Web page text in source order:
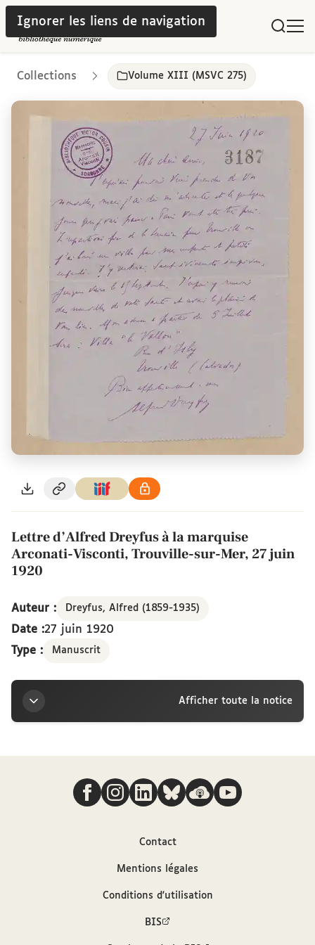
Ignorer les liens de navigation
Collections Volume XIII (MSVC 275)
Lettre d’Alfred Dreyfus à la marquise
Arconati-Visconti, Trouville-sur-Mer, 27 juin
1920
Auteur : Dreyfus, Alfred (1859-1935)
Date :27 juin 1920
Type :
Manuscrit
Afficher toute la notice
Titre
Lettre d’Alfred Dreyfus à la marquise Arconati-
Visconti, Trouville-sur-Mer, 27 juin 1920
Nous suivre
Contact
Mentions légales
Conditions d'utilisation
BIS